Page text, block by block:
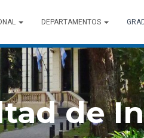
DEPARTAMENTOS
de